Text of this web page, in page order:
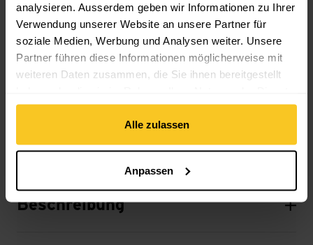
analysieren. Ausserdem geben wir Informationen zu Ihrer
Verwendung unserer Website an unsere Partner für
soziale Medien, Werbung und Analysen weiter. Unsere
Partner führen diese Informationen möglicherweise mit
weiteren Daten zusammen, die Sie ihnen bereitgestellt
gesammelt haben.
Alle zulassen
Anpassen
Materialeigenschaft: wasserdicht | winddicht | atmungsaktiv |
feuchtigkeitsregulierend | schnell trocknend | leicht |
formstabil | langlebig
Material Zusammensetzung: 100% Polyester (aus Recycling)
Material mit tierischem Ursprung: Kein tierisches Material
Beschreibung